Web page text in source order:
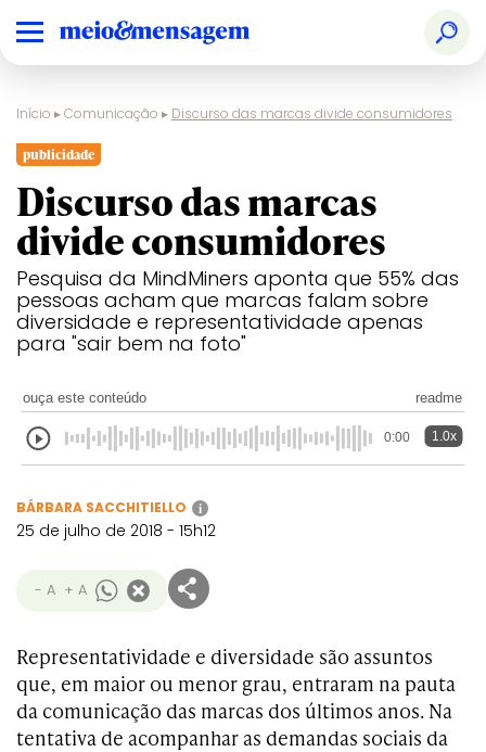
Início ▸Comunicação ▸ Discurso das marcas divide consumidores
publicidade
Discurso das marcas
divide consumidores
Pesquisa da MindMiners aponta que 55% das
pessoas acham que marcas falam sobre
diversidade e representatividade apenas
para "sair bem na foto"
ouça este conteúdo readme
0:00 1.0x
BÁRBARA SACCHITIELLO i
25 de julho de 2018 - 15h12
- A + A
Representatividade e diversidade são assuntos
que, em maior ou menor grau, entraram na pauta
da comunicação das marcas dos últimos anos. Na
tentativa de acompanhar as demandas sociais da